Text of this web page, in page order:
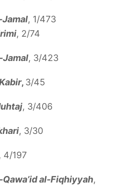
, 1/473
, 2/74
Jamal, 3/423
, 3/45
, 3/406
, 3/30
, 4/197
Qawa’id al-Fiqhiyyah,